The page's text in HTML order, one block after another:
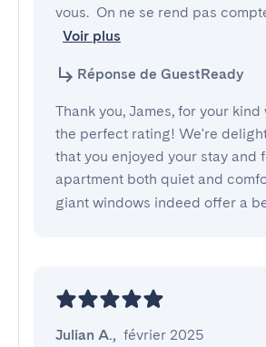
vous.  On ne se rend pas
Voir plus
Réponse de GuestReady
Thank you, James, for your
the perfect rating! We're
that you enjoyed your stay and
apartment both quiet and
giant windows indeed offer a
Julian A., février 2025